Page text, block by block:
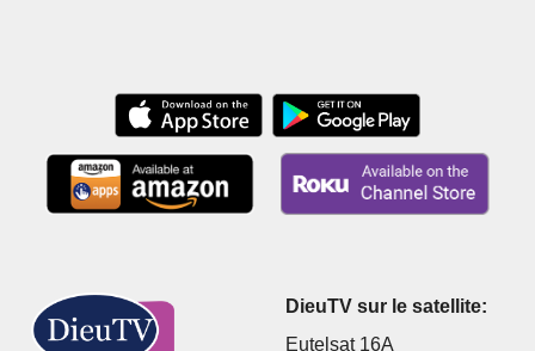
DieuTV sur le satellite:
Eutelsat 16A